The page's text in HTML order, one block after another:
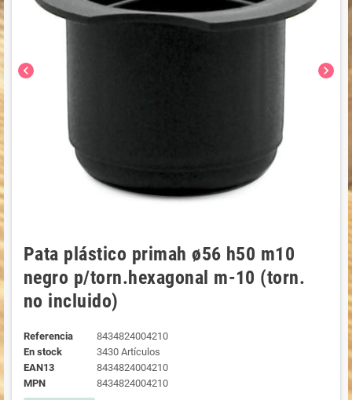
chevron_left chevron_right
Pata plástico primah ø56 h50 m10
negro p/torn.hexagonal m-10 (torn.
no incluido)
Referencia
8434824004210
En stock
3430 Artículos
EAN13
8434824004210
MPN
8434824004210